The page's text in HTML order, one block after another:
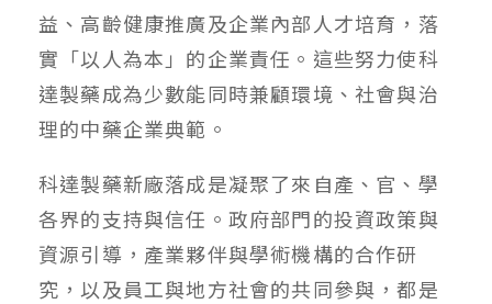
益、高齡健康推廣及企業內部人才培育，落
實「以人為本」的企業責任。這些努力使科
達製藥成為少數能同時兼顧環境、社會與治
理的中藥企業典範。
科達製藥新廠落成是凝聚了來自產、官、學
各界的支持與信任。政府部門的投資政策與
資源引導，產業夥伴與學術機構的合作研
究，以及員工與地方社會的共同參與，都是